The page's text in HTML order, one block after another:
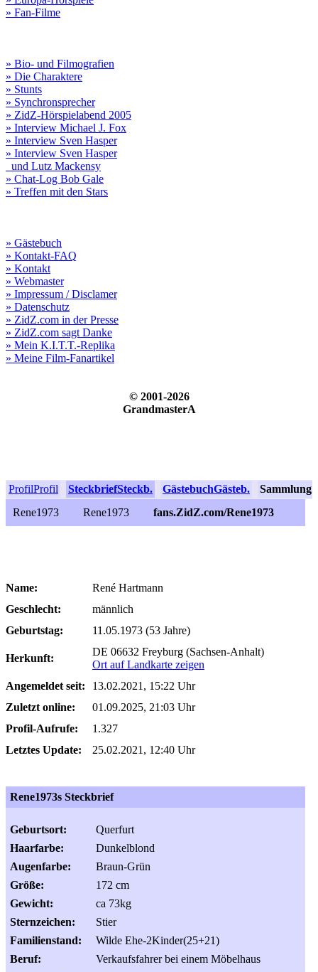
» Fan-Filme
» Bio- und Filmografien
» Die Charaktere
» Stunts
» Synchronsprecher
» ZidZ-Hörspielabend 2005
» Interview Michael J. Fox
» Interview Sven Hasper
» Interview Sven Hasper
und Lutz Mackensy
» Chat-Log Bob Gale
» Treffen mit den Stars
» Gästebuch
» Kontakt-FAQ
» Kontakt
» Webmaster
» Impressum / Disclamer
» Datenschutz
» ZidZ.com in der Presse
» ZidZ.com sagt Danke
» Mein K.I.T.T.-Replika
» Meine Film-Fanartikel
© 2001-2026
GrandmasterA
ProfilProfil SteckbriefSteckb. GästebuchGästeb. Sammlung
Rene1973
Rene1973 fans.ZidZ.com/Rene1973
Name:
René Hartmann
Geschlecht:
männlich
Geburtstag:
11.05.1973 (53 Jahre)
Herkunft:
DE 06632 Freyburg (Sachsen-Anhalt)
Ort auf Landkarte zeigen
Angemeldet seit:
13.02.2021, 15:22 Uhr
Zuletzt online:
01.09.2025, 21:03 Uhr
Profil-Aufrufe:
1.327
Letztes Update:
25.02.2021, 12:40 Uhr
Rene1973s Steckbrief
Geburtsort:
Querfurt
Haarfarbe:
Dunkelblond
Augenfarbe:
Braun-Grün
Größe:
172 cm
Gewicht:
ca 73kg
Sternzeichen:
Stier
Familienstand:
Wilde Ehe-2Kinder(25+21)
Beruf:
Verkaufsfahrer bei einem Möbelhaus